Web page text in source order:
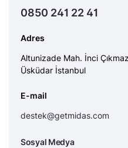
0850 241 22 41
Adres
Altunizade Mah. İnci
Üsküdar İstanbul
E-mail
destek@getmidas.com
Sosyal Medya